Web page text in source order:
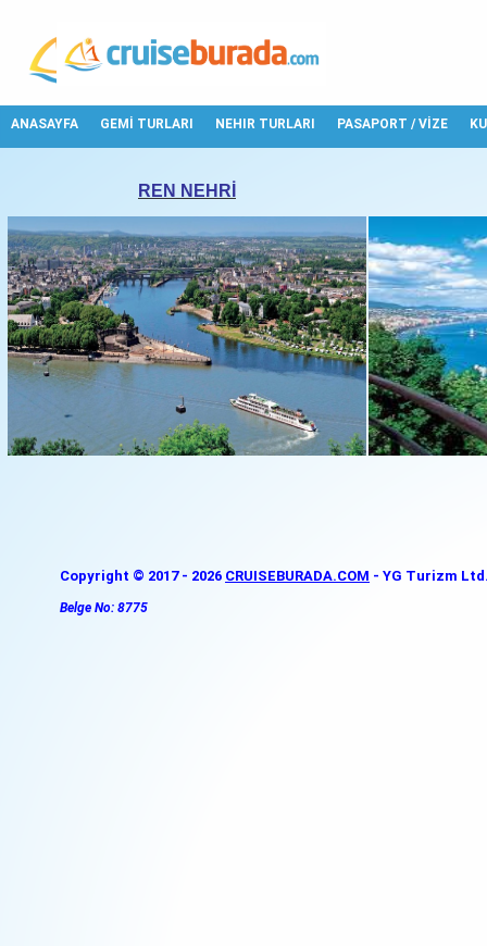
ANASAYFA GEMİ TURLARI NEHIR TURLARI PASAPORT / VİZE
REN NEHRİ
Copyright © 2017 - 2026 CRUISEBURADA.COM - YG Turizm
Belge No: 8775